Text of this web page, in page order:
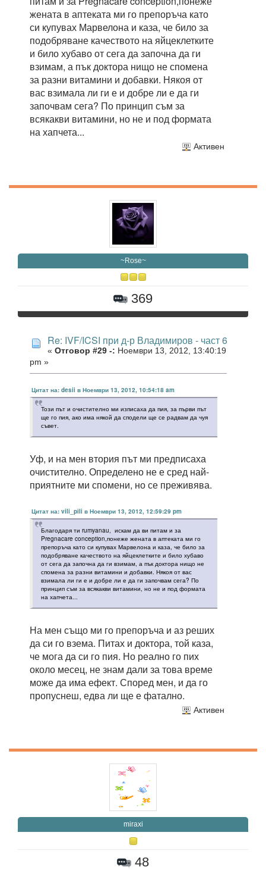
жената в аптеката ми го препоръча като
си купувах Марвелона и каза, че било за
подобряване качеството на яйцеклетките
и било хубаво от сега да започна да ги
взимам, а пък доктора нищо не спомена
за разни витамини и добавки. Някоя от
вас взимала ли ги е и добре ли е да ги
започвам сега? По принцип съм за
всякакви витамини, но не и под формата
на хапчета...
Активен
~Rose~
369
Re: IVF/ICSI при д-р Владимиров - част 6
« Отговор #29 -: Ноември 13, 2012, 13:40:19
pm »
Цитат на: desii в Ноември 13, 2012, 10:54:18 am
Този път и очистително ми изписаха да пия, за първи път
ще го пия, ако има някой да сподели ще се радвам да чуя
съвет.
Уф, и на мен втория път ми предписаха
очистително. Определено не е сред най-
приятните ми спомени, но се преживява.
Цитат на: vili_pili в Ноември 13, 2012, 12:59:29 pm
Благодаря ти rumyanau, искам да ви питам и за
Pregnacare conception,понеже жената в аптеката ми го
препоръча като си купувах Марвелона и каза, че било за
подобряване качеството на яйцеклетките и било хубаво
от сега да започна да ги взимам, а пък доктора нищо не
спомена за разни витамини и добавки. Някоя от вас
взимала ли ги е и добре ли е да ги започвам сега? По
принцип съм за всякакви витамини, но не и под формата
на хапчета...
На мен също ми го препоръча и аз реших
да си го взема. Питах и доктора, той каза,
че мога да си го пия. Но реално го пих
около месец, не знам дали за това време
може да има ефект. Според мен, и да го
пропуснеш, едва ли ще е фатално.
Активен
miraxi
48